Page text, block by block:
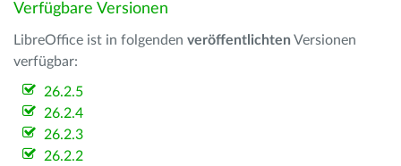
Verfügbare Versionen
LibreOffice ist in folgenden veröffentlichten Versionen
verfügbar:
26.2.5
26.2.4
26.2.3
26.2.2